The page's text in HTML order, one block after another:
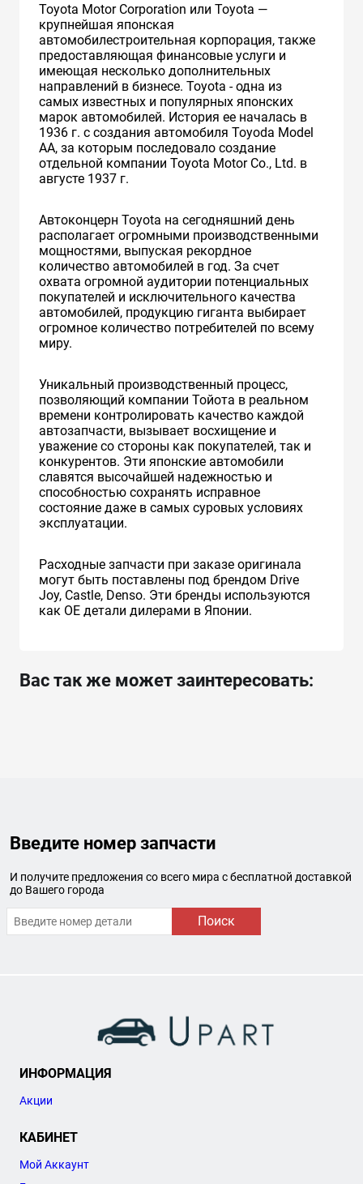
Toyota Motor Corporation или Toyota —
крупнейшая японская
автомобилестроительная корпорация, также
предоставляющая финансовые услуги и
имеющая несколько дополнительных
направлений в бизнесе. Toyota - одна из
самых известных и популярных японских
марок автомобилей. История ее началась в
1936 г. с создания автомобиля Toyoda Model
AA, за которым последовало создание
отдельной компании Toyota Motor Co., Ltd. в
августе 1937 г.
Автоконцерн Toyota на сегодняшний день
располагает огромными производственными
мощностями, выпуская рекордное
количество автомобилей в год. За счет
охвата огромной аудитории потенциальных
покупателей и исключительного качества
автомобилей, продукцию гиганта выбирает
огромное количество потребителей по всему
миру.
Уникальный производственный процесс,
позволяющий компании Тойота в реальном
времени контролировать качество каждой
автозапчасти, вызывает восхищение и
уважение со стороны как покупателей, так и
конкурентов. Эти японские автомобили
славятся высочайшей надежностью и
способностью сохранять исправное
состояние даже в самых суровых условиях
эксплуатации.
Расходные запчасти при заказе оригинала
могут быть поставлены под брендом Drive
Joy, Castle, Denso. Эти бренды используются
как ОЕ детали дилерами в Японии.
Вас так же может заинтересовать:
Введите номер запчасти
И получите предложения со всего мира с бесплатной доставкой
до Вашего города
Поиск
ИНФОРМАЦИЯ
Акции
КАБИНЕТ
Мой Аккаунт